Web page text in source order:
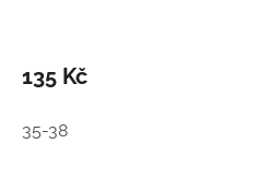
135 Kč
35-38